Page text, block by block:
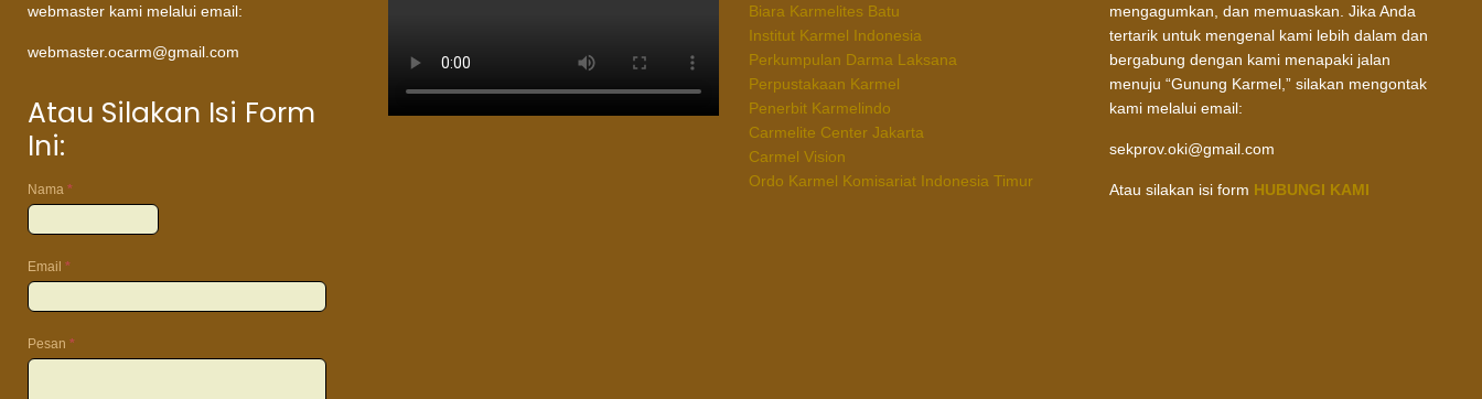
webmaster kami melalui email:
webmaster.ocarm@gmail.com
Atau Silakan Isi Form
Ini:
Atau
silakan
isi
form
ini:
Nama*
Email*
Pesan*
Biara Karmelites Batu
Institut Karmel Indonesia
Perkumpulan Darma Laksana
Perpustakaan Karmel
Penerbit Karmelindo
Carmelite Center Jakarta
Carmel Vision
Ordo Karmel Komisariat Indonesia Timur
mengagumkan, dan memuaskan. Jika Anda
tertarik untuk mengenal kami lebih dalam dan
bergabung dengan kami menapaki jalan
menuju “Gunung Karmel,” silakan mengontak
kami melalui email:
sekprov.oki@gmail.com
Atau silakan isi form HUBUNGI KAMI